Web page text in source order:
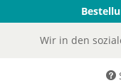
Wir in den